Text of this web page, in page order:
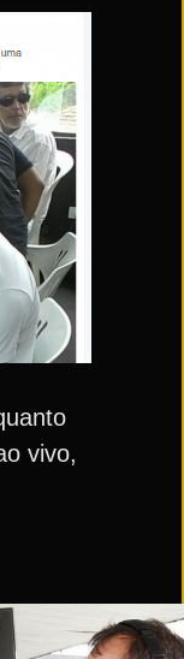
vivo,